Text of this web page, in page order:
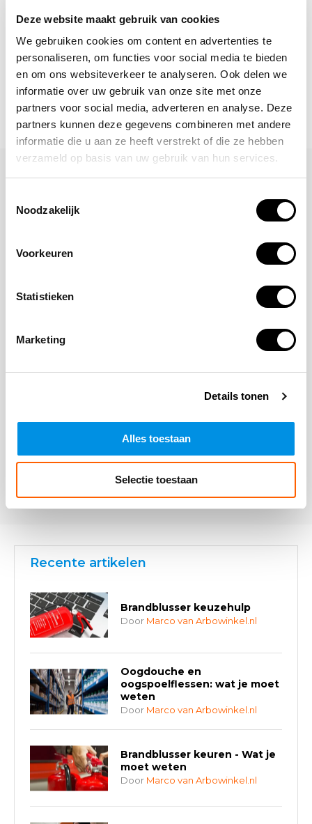
Deze website maakt gebruik van cookies
We gebruiken cookies om content en advertenties te
personaliseren, om functies voor social media te bieden
en om ons websiteverkeer te analyseren. Ook delen we
informatie over uw gebruik van onze site met onze
partners voor social media, adverteren en analyse. Deze
partners kunnen deze gegevens combineren met andere
informatie die u aan ze heeft verstrekt of die ze hebben
verzameld op basis van uw gebruik van hun services.
Noodzakelijk
Voorkeuren
Statistieken
Marketing
Details tonen
Alles toestaan
Selectie toestaan
Abonneer
Naam
Opmerking
Recente artikelen
Brandblusser keuzehulp
Door Marco van Arbowinkel.nl
Oogdouche en
oogspoelflessen: wat je moet
weten
Door Marco van Arbowinkel.nl
Brandblusser keuren - Wat je
moet weten
Door Marco van Arbowinkel.nl